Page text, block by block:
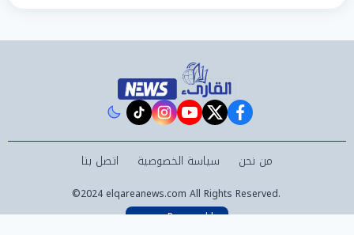
facebook
twitter
youtube
instagram
tiktok
من نحن سياسة الخصوصية اتصل بنا
©2024 elqareanews.com All Rights Reserved.
Powered by